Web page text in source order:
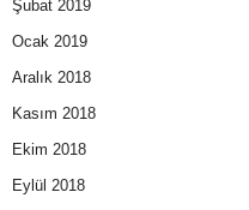
Şubat 2019
Ocak 2019
Aralık 2018
Kasım 2018
Ekim 2018
Eylül 2018